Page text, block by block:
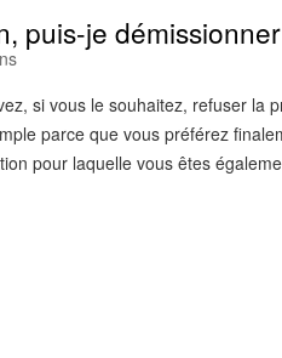
puis-je
si vous le souhaitez, refuser la
parce que vous préférez
pour laquelle vous êtes